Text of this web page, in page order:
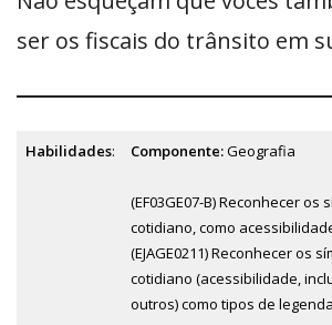
ser os fiscais do trânsito em
Habilidades: Componente:Geografia
(EF03GE07-B) Reconhecer os
cotidiano, como
(EJAGE0211) Reconhecer os
cotidiano (acessibilidade,
outros) como tipos de